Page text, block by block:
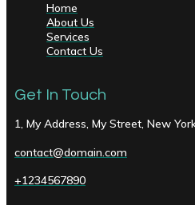
Home
About Us
Services
Contact Us
Get In Touch
1, My Address, My Street, New
contact@domain.com
+1234567890